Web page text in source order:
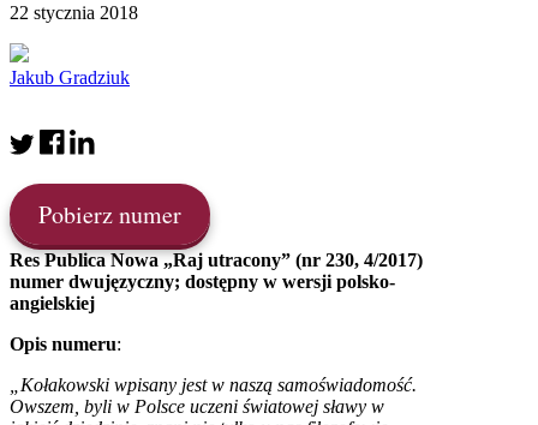
22 stycznia 2018
Jakub Gradziuk
Pobierz numer
Res Publica Nowa „Raj utracony” (nr 230, 4/2017)
numer dwujęzyczny; dostępny w wersji polsko-
angielskiej
Opis numeru:
„Kołakowski wpisany jest w naszą samoświadomość.
Owszem, byli w Polsce uczeni światowej sławy w